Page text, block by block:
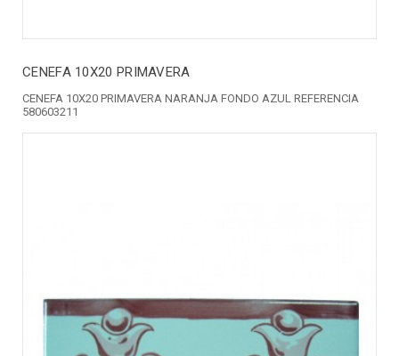
CENEFA 10X20 PRIMAVERA
CENEFA 10X20 PRIMAVERA NARANJA FONDO AZUL REFERENCIA
580603211